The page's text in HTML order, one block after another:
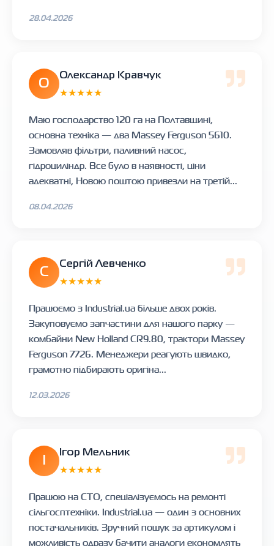
28.04.2026
О
Олександр Кравчук
★★★★★
Маю господарство 120 га на Полтавщині,
основна техніка — два Massey Ferguson 5610.
Замовляв фільтри, паливний насос,
гідроциліндр. Все було в наявності, ціни
адекватні, Новою поштою привезли на третій...
08.04.2026
С
Сергій Левченко
★★★★★
Працюємо з Industrial.ua більше двох років.
Закуповуємо запчастини для нашого парку —
комбайни New Holland CR9.80, трактори Massey
Ferguson 7726. Менеджери реагують швидко,
грамотно підбирають оригіна...
12.03.2026
Ігор Мельник
★★★★★
Працюю на СТО, спеціалізуємось на ремонті
сільгосптехніки. Industrial.ua — один з основних
постачальників. Зручний пошук за артикулом і
можливість одразу бачити аналоги економлять